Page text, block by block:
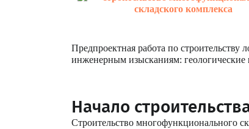
Предпроектная работа по строительству
инженерным изысканиям: геологические
Начало
Строительство многофункционального